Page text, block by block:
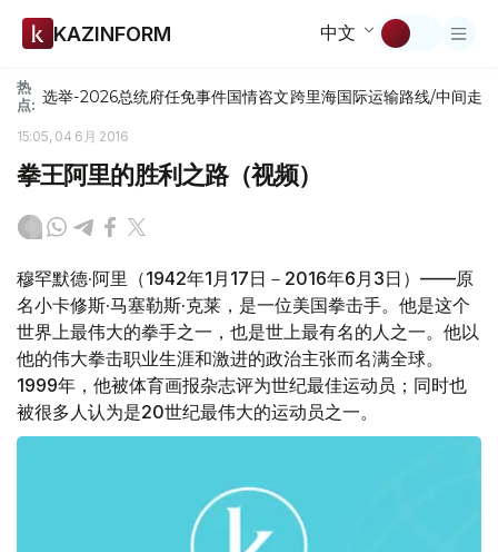
KAZINFORM 中文
热
点: 选举-2026总统府任免事件国情咨文跨里海国际运输路线/中间走廊
15:05, 04 6月 2016
拳王阿里的胜利之路（视频）
穆罕默德·阿里（1942年1月17日－2016年6月3日）——原
名小卡修斯·马塞勒斯·克莱，是一位美国拳击手。他是这个
世界上最伟大的拳手之一，也是世上最有名的人之一。他以
他的伟大拳击职业生涯和激进的政治主张而名满全球。
1999年，他被体育画报杂志评为世纪最佳运动员；同时也
被很多人认为是20世纪最伟大的运动员之一。